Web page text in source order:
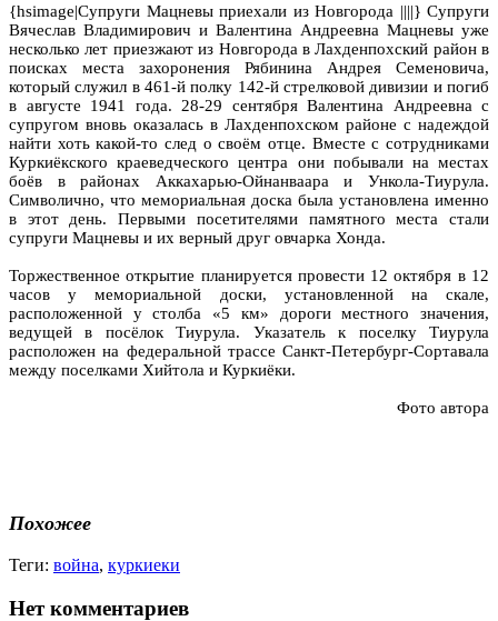
{hsimage|Супруги Мацневы приехали из Новгорода ||||} Супруги
Вячеслав Владимирович и Валентина Андреевна Мацневы уже
несколько лет приезжают из Новгорода в Лахденпохский район в
поисках места захоронения Рябинина Андрея Семеновича,
который служил в 461-й полку 142-й стрелковой дивизии и погиб
в августе 1941 года. 28-29 сентября Валентина Андреевна с
супругом вновь оказалась в Лахденпохском районе с надеждой
найти хоть какой-то след о своём отце. Вместе с сотрудниками
Куркиёкского краеведческого центра они побывали на местах
боёв в районах Аккахарью-Ойнанваара и Ункола-Тиурула.
Символично, что мемориальная доска была установлена именно
в этот день. Первыми посетителями памятного места стали
супруги Мацневы и их верный друг овчарка Хонда.
Торжественное открытие планируется провести 12 октября в 12
часов у мемориальной доски, установленной на скале,
расположенной у столба «5 км» дороги местного значения,
ведущей в посёлок Тиурула. Указатель к поселку Тиурула
расположен на федеральной трассе Санкт-Петербург-Сортавала
между поселками Хийтола и Куркиёки.
Фото автора
Похожее
Теги: война, куркиеки
Нет комментариев